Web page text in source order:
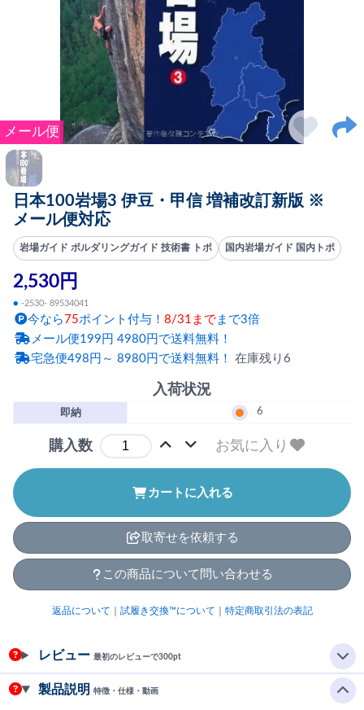
メール便
日本100岩場3 伊豆・甲信 増補改訂新版 ※
メール便対応
岩場ガイド ボルダリングガイド 技術書 トポ 国内岩場ガイド 国内トポ
2,530円
● -2530- 89534041
今なら 75ポイント付与！ 8/31まで まで3倍
メール便199円 4980円で送料無料！
宅急便498円～ 8980円で送料無料！ 在庫残り6
入荷状況
即納 6
購入数 お気に入り
カートに入れる
取寄せを依頼する
この商品について問い合わせる
返品について 試履き交換™について 特定商取引法の表記
レビュー 最初のレビューで300pt
製品説明 特徴・仕様・動画